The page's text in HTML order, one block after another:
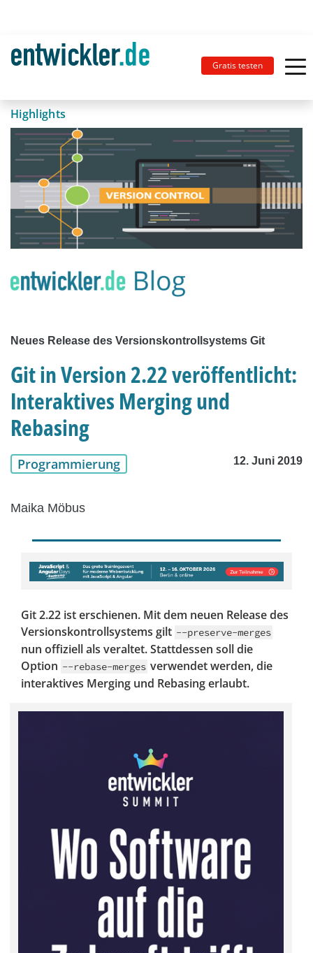
Gratis testen
Highlights
Neues Release des Versionskontrollsystems Git
Git in Version 2.22 veröffentlicht:
Interaktives Merging und
Rebasing
Programmierung 12. Juni 2019
Maika Möbus
Git 2.22 ist erschienen. Mit dem neuen Release des
Versionskontrollsystems gilt --preserve-merges
nun offiziell als veraltet. Stattdessen soll die
Option --rebase-merges verwendet werden, die
interaktives Merging und Rebasing erlaubt.